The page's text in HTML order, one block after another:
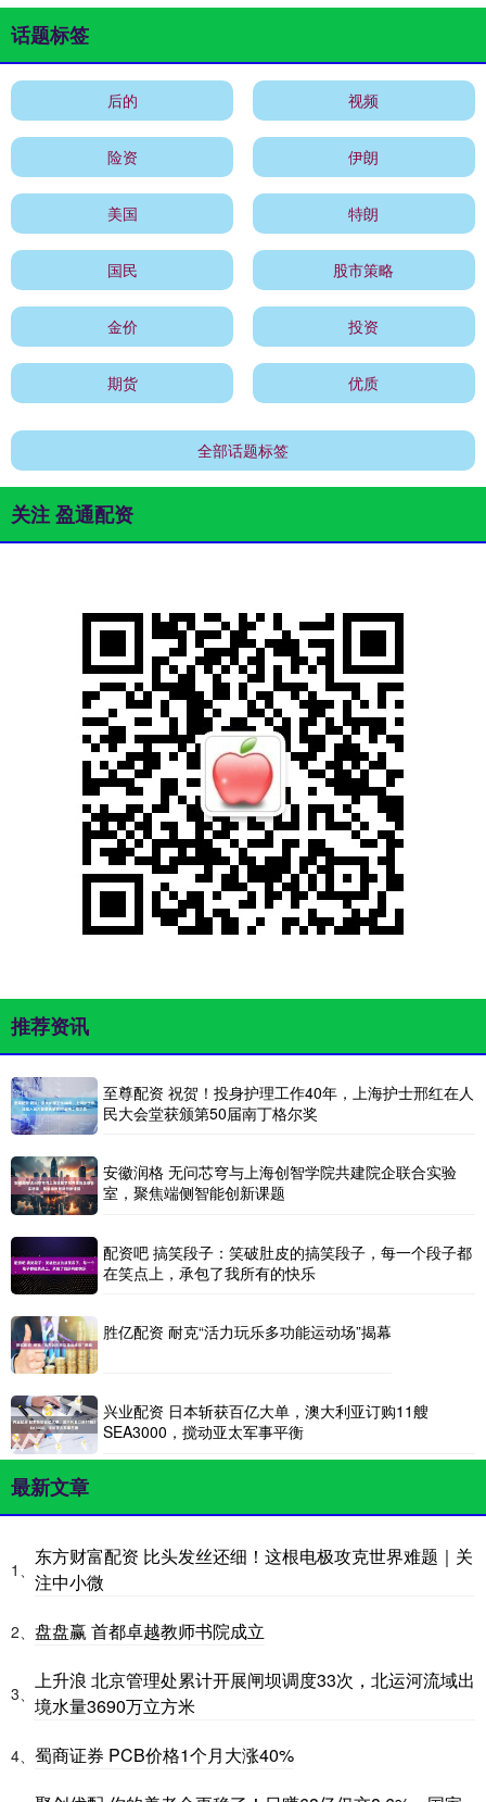
话题标签
后的 视频
险资 伊朗
美国 特朗
国民 股市策略
金价 投资
期货 优质
全部话题标签
关注 盈通配资
推荐资讯
至尊配资 祝贺！投身护理工作40年，上海护士邢红在人
民大会堂获颁第50届南丁格尔奖
安徽润格 无问芯穹与上海创智学院共建院企联合实验
室，聚焦端侧智能创新课题
配资吧 搞笑段子：笑破肚皮的搞笑段子，每一个段子都
在笑点上，承包了我所有的快乐
胜亿配资 耐克“活力玩乐多功能运动场”揭幕
兴业配资 日本斩获百亿大单，澳大利亚订购11艘
SEA3000，搅动亚太军事平衡
最新文章
1、
东方财富配资 比头发丝还细！这根电极攻克世界难题｜关
注中小微
2、 盘盘赢 首都卓越教师书院成立
3、
上升浪 北京管理处累计开展闸坝调度33次，北运河流域出
境水量3690万立方米
4、 蜀商证券 PCB价格1个月大涨40%